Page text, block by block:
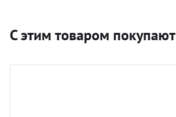
С этим товаром покупают